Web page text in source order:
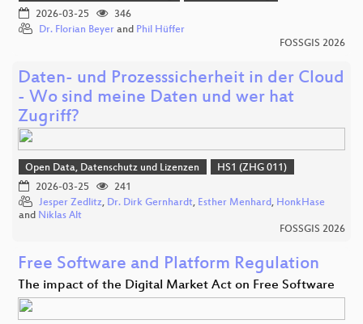
2026-03-25
346
Dr. Florian Beyer and Phil Hüffer
FOSSGIS 2026
Daten- und Prozesssicherheit in der Cloud
- Wo sind meine Daten und wer hat
Zugriff?
Open Data, Datenschutz und Lizenzen
HS1 (ZHG 011)
2026-03-25
241
Jesper Zedlitz, Dr. Dirk Gernhardt, Esther Menhard, HonkHase
and Niklas Alt
FOSSGIS 2026
Free Software and Platform Regulation
The impact of the Digital Market Act on Free Software